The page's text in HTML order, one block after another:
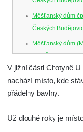
Měšťanský dům
Českých
Měšťanský dům
IV. v Českých
Dům U Ferusů na
Českých
Solnice na
V jižní části Chotyně
nachází místo, kde
přádelny bavlny.
Už dlouhé roky je